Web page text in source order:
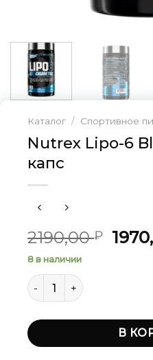
Каталог / Спортивное
Nutrex Lipo-6
капс
2190,00₽
8 в наличии
Количество товара
В